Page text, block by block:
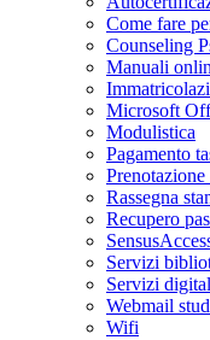
Come fare
Counseling
Manuali
Microsoft
Modulistica
Pagamento
Prenotazione
Rassegna
Recupero
Servizi
Servizi
Webmail
Wifi